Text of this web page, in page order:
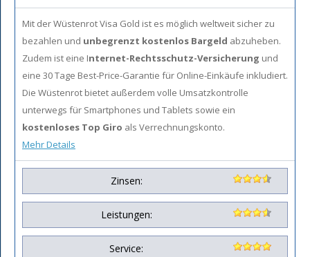
Mit der Wüstenrot Visa Gold ist es möglich weltweit sicher zu
bezahlen und unbegrenzt kostenlos Bargeld abzuheben.
Zudem ist eine Internet-Rechtsschutz-Versicherung und
eine 30 Tage Best-Price-Garantie für Online-Einkäufe inkludiert.
Die Wüstenrot bietet außerdem volle Umsatzkontrolle
unterwegs für Smartphones und Tablets sowie ein
kostenloses Top Giro als Verrechnungskonto.
Mehr Details
Zinsen:
Leistungen:
Service: